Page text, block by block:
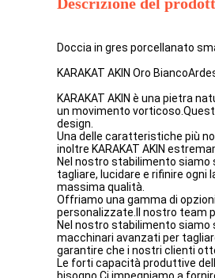
Doccia in gres porcellanato
KARAKAT AKIN Oro
KARAKAT AKIN è una pietra
un movimento
design.
Una delle caratteristiche più
inoltre KARAKAT AKIN
Nel nostro stabilimento siamo
tagliare, lucidare e rifinire
massima qualità.
Offriamo una gamma di
personalizzate.Il nostro team
Nel nostro stabilimento siamo
macchinari avanzati per
garantire che i nostri clienti
Le forti capacità produttive